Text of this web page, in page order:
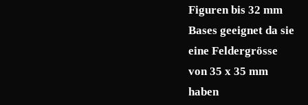
Figuren bis 32 mm
Bases geeignet da sie
eine Feldergrösse
von 35 x 35 mm
haben